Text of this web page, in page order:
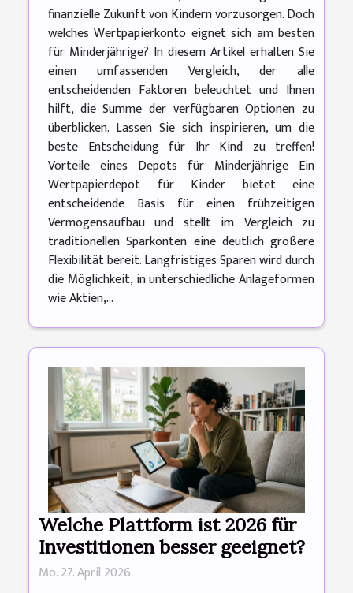
finanzielle Zukunft von Kindern vorzusorgen. Doch
welches Wertpapierkonto eignet sich am besten
für Minderjährige? In diesem Artikel erhalten Sie
einen umfassenden Vergleich, der alle
entscheidenden Faktoren beleuchtet und Ihnen
hilft, die Summe der verfügbaren Optionen zu
überblicken. Lassen Sie sich inspirieren, um die
beste Entscheidung für Ihr Kind zu treffen!
Vorteile eines Depots für Minderjährige Ein
Wertpapierdepot für Kinder bietet eine
entscheidende Basis für einen frühzeitigen
Vermögensaufbau und stellt im Vergleich zu
traditionellen Sparkonten eine deutlich größere
Flexibilität bereit. Langfristiges Sparen wird durch
die Möglichkeit, in unterschiedliche Anlageformen
wie Aktien,...
Welche Plattform ist 2026 für
Investitionen besser geeignet?
Mo. 27. April 2026